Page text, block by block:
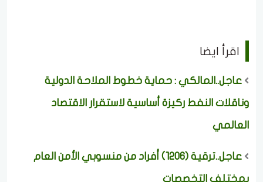
اقرأ ايضا
عاجل..المالكي : حماية خطوط الملاحة الدولية
وناقلات النفط ركيزة أساسية لاستقرار الاقتصاد
العالمي
عاجل..ترقية (1206) أفراد من منسوبي الأمن العام
بمختلف التخصصات